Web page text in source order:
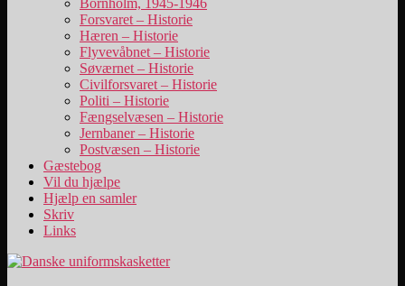
Bornholm, 1945-1946
Forsvaret – Historie
Hæren – Historie
Flyvevåbnet – Historie
Søværnet – Historie
Civilforsvaret – Historie
Politi – Historie
Fængselvæsen – Historie
Jernbaner – Historie
Postvæsen – Historie
Gæstebog
Vil du hjælpe
Hjælp en samler
Skriv
Links